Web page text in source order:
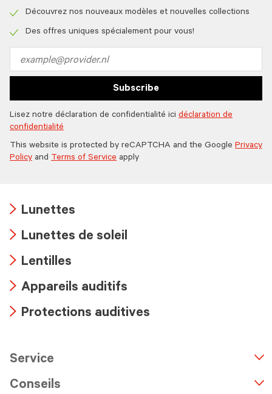
icon
icon
Découvrez nos nouveaux modèles et nouvelles collections
Des offres uniques spécialement pour vous!
address
Subscribe
Lisez notre déclaration de confidentialité ici déclaration de
confidentialité
This website is protected by reCAPTCHA and the Google Privacy
Policy and Terms of Service apply
icon
Lunettes
icon
Lunettes de soleil
icon
Lentilles
icon
Appareils auditifs
Protections auditives
Service
Conseils